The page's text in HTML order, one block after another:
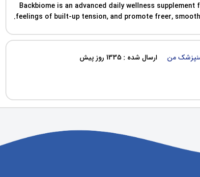
Backbiome is an advanced daily wellness
feelings of built-up tension, and promote freer,
من ارسال شده : 1335 روز پیش